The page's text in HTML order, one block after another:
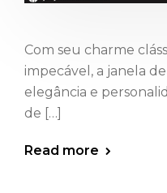
Com seu charme
impecável, a janela
elegância e
de […]
Read more